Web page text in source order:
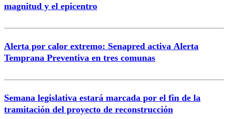
magnitud y el epicentro
Alerta por calor extremo: Senapred activa Alerta
Temprana Preventiva en tres comunas
Semana legislativa estará marcada por el fin de la
tramitación del proyecto de reconstrucción